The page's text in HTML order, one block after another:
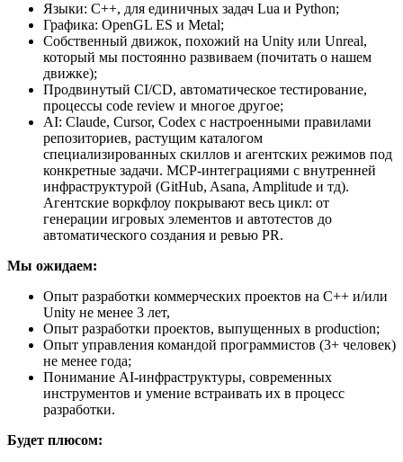
Языки: С++, для единичных задач Lua и Python;
Графика: OpenGL ES и Metal;
Собственный движок, похожий на Unity или Unreal,
который мы постоянно развиваем (почитать о нашем
движке);
Продвинутый CI/CD, автоматическое тестирование,
процессы code review и многое другое;
AI: Claude, Cursor, Codex с настроенными правилами
репозиториев, растущим каталогом
специализированных скиллов и агентских режимов под
конкретные задачи. MCP-интеграциями с внутренней
инфраструктурой (GitHub, Asana, Amplitude и тд).
Агентские воркфлоу покрывают весь цикл: от
генерации игровых элементов и автотестов до
автоматического создания и ревью PR.
Мы ожидаем:
Опыт разработки коммерческих проектов на С++ и/или
Unity не менее 3 лет,
Опыт разработки проектов, выпущенных в production;
Опыт управления командой программистов (3+ человек)
не менее года;
Понимание AI-инфраструктуры, современных
инструментов и умение встраивать их в процесс
разработки.
Будет плюсом: